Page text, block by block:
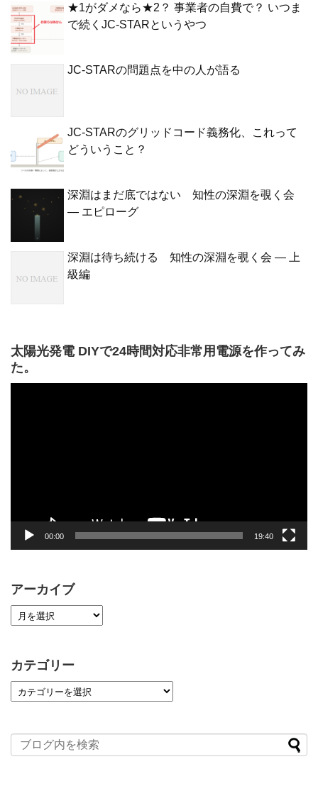
★1がダメなら★2？ 事業者の自費で？ いつま
で続くJC-STARというやつ
JC-STARの問題点を中の人が語る
JC-STARのグリッドコード義務化、これって
どういうこと？
深淵はまだ底ではない 知性の深淵を覗く会
— エピローグ
深淵は待ち続ける 知性の深淵を覗く会 — 上
級編
太陽光発電 DIYで24時間対応非常用電源を作ってみ
た。
00:00 19:40
アーカイブ
カテゴリー